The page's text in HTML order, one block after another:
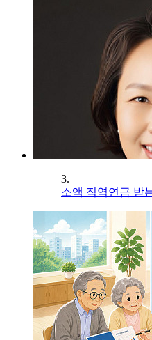
3.
소액 직역연금 받